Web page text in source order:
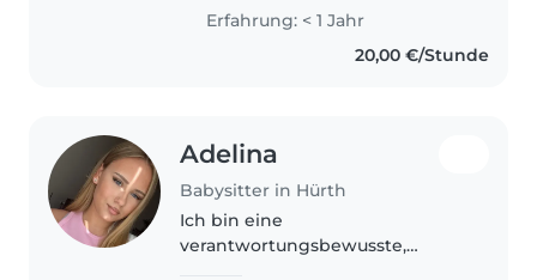
Erfahrungen in der Betreuung
von Babys. Als mehrsprachige
Erfahrung: < 1 Jahr
20,00 €/Stunde
Adelina
Babysitter in Hürth
Ich bin eine
verantwortungsbewusste,